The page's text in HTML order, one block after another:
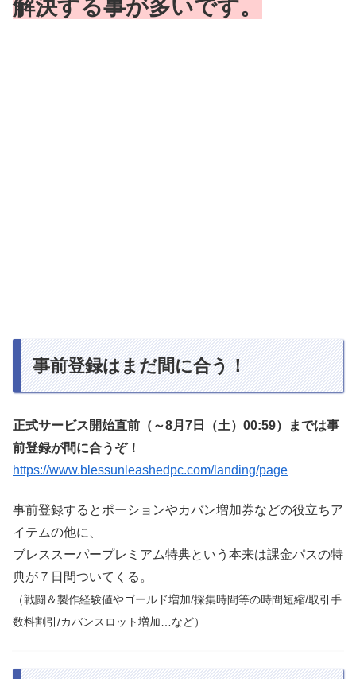
解決する事が多いです。
事前登録はまだ間に合う！
正式サービス開始直前（～8月7日（土）00:59）までは事
前登録が間に合うぞ！
https://www.blessunleashedpc.com/landing/page
事前登録するとポーションやカバン増加券などの役立ちア
イテムの他に、
ブレススーパープレミアム特典という本来は課金パスの特
典が７日間ついてくる。
（戦闘＆製作経験値やゴールド増加/採集時間等の時間短縮/取引手
数料割引/カバンスロット増加…など）